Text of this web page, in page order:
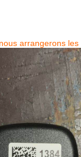
arrangerons